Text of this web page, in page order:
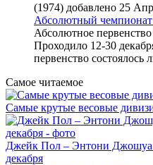
(1974) добавлено 25
Абсолютный
Абсолютное
Проходило 12-30
первенство состоялось
Самое читаемое
Самые крутые весовые
Джейк Пол – Энтони Джошуа:
декабря